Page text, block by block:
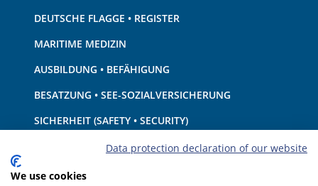
DEUTSCHE FLAGGE • REGISTER
MARITIME MEDIZIN
AUSBILDUNG • BEFÄHIGUNG
BESATZUNG • SEE-SOZIALVERSICHERUNG
SICHERHEIT (SAFETY • SECURITY)
SCHIFF • AUSRÜSTUNG
UMWELTSCHUTZ • KLIMA
Data protection declaration of our website
We use cookies